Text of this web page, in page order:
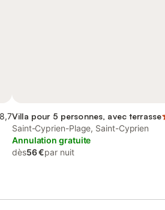
8,7Villa pour 5 personnes, avec terrasse
Saint-Cyprien-Plage, Saint-Cyprien
Annulation gratuite
dès56 €par nuit